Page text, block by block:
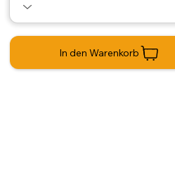
In den Warenkorb